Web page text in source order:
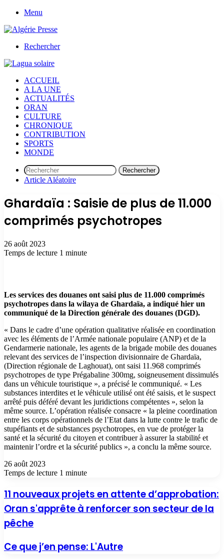
Menu
Rechercher
ACCUEIL
A LA UNE
ACTUALITÉS
ORAN
CULTURE
CHRONIQUE
CONTRIBUTION
SPORTS
MONDE
Rechercher
Article Aléatoire
Ghardaïa : Saisie de plus de 11.000
comprimés psychotropes
26 août 2023
Temps de lecture 1 minute
Les services des douanes ont saisi plus de 11.000 comprimés
psychotropes dans la wilaya de Ghardaïa, a indiqué hier un
communiqué de la Direction générale des douanes (DGD).
« Dans le cadre d’une opération qualitative réalisée en coordination
avec les éléments de l’Armée nationale populaire (ANP) et de la
Gendarmerie nationale, les agents de la brigade mobile des douanes
relevant des services de l’inspection divisionnaire de Ghardaïa,
(Direction régionale de Laghouat), ont saisi 11.968 comprimés
psychotropes de type Prégabaline 300mg, soigneusement dissimulés
dans un véhicule touristique », a précisé le communiqué. « Les
substances interdites et le véhicule utilisé ont été saisis, et le suspect
arrêté puis déféré devant les juridictions compétentes », selon la
même source. L’opération réalisée consacre « la pleine coordination
entre les corps opérationnels de l’Etat dans la lutte contre le trafic de
stupéfiants et de substances psychotropes, en vue de protéger la
santé et la sécurité du citoyen et contribuer à assurer la stabilité et
maintenir l’ordre et la sécurité publics », a conclu la même source.
26 août 2023
Temps de lecture 1 minute
11 nouveaux projets en attente d’approbation:
Oran s'apprête à renforcer son secteur de la
pêche
Ce que j’en pense: L'Autre